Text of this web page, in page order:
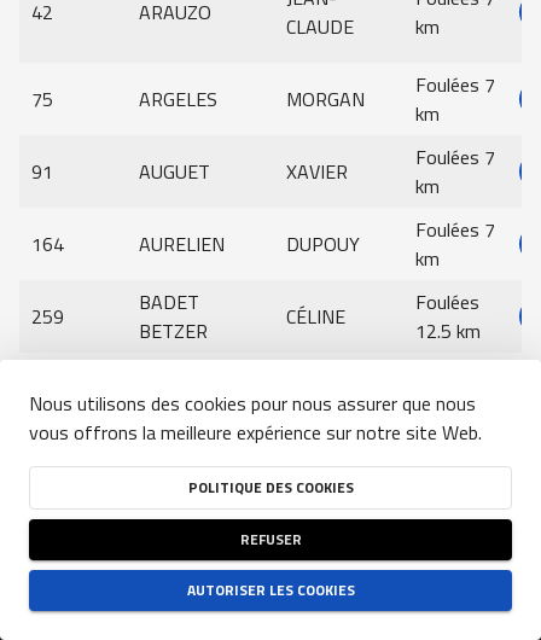
Rechercher
Rechercher
Compétition: 0 Genre: 0 Effacer les filtres
42 ARAUZO
CLAUDE
km
75 ARGELES MORGAN
Foulées 7
km
91 AUGUET XAVIER
Foulées 7
km
164 AURELIEN DUPOUY
Foulées 7
km
259
BADET
BETZER
CÉLINE
Foulées
12.5 km
km
170 BARBE LUCIE
Foulées 7
km
EUGÉNIE
12.5 km
CONDITIONS GÉNÉRALES D'UTILISATION DU SITE-POLITIQUE DE CONFIDENTIALITÉ
POLITIQUE DES COOKIES
Nous utilisons des cookies pour nous assurer que nous
vous offrons la meilleure expérience sur notre site Web.
POLITIQUE DES COOKIES
REFUSER
AUTORISER LES COOKIES